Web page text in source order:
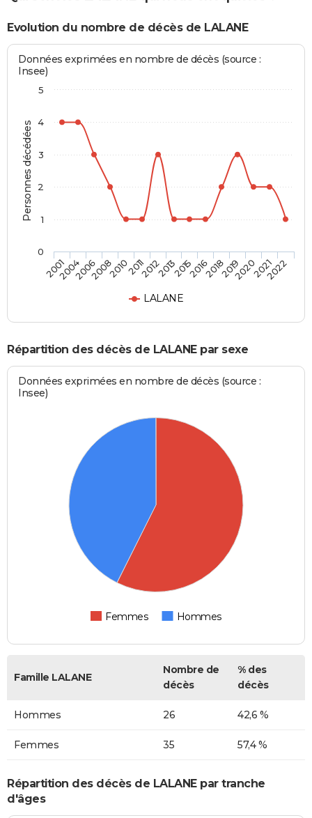
Evolution du nombre de décès de LALANE
Personnes décédées
Données exprimées en nombre de décès (source :
Insee)
LALANE
200120042006200820102011201220132015201620182019202020212022
0
1
2
3
4
5
Répartition des décès de LALANE par sexe
Données exprimées en nombre de décès (source :
Insee)
Femmes Hommes
Famille LALANE
Nombre de
décès
% des
décès
Hommes 26 42,6 %
Femmes 35 57,4 %
Répartition des décès de LALANE par tranche
d'âges